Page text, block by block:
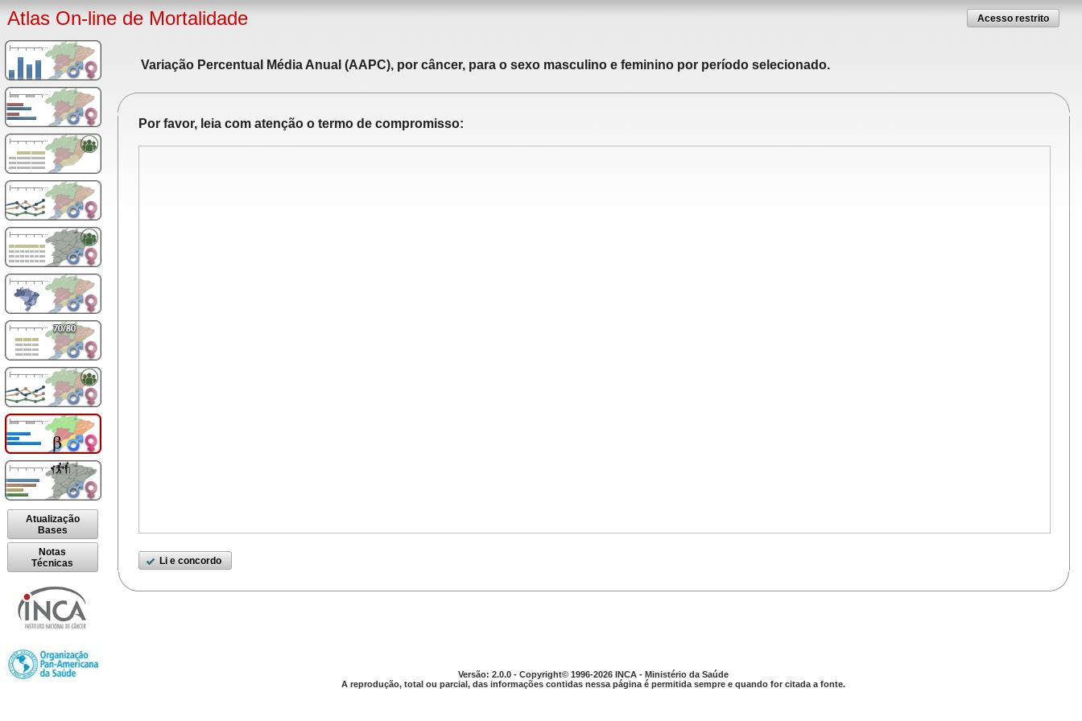
Atlas On-line de Mortalidade Acesso restrito
Atualização
Bases
Notas
Técnicas
Variação Percentual Média Anual (AAPC), por câncer, para o sexo masculino e feminino por período selecionado.
Por favor, leia com atenção o termo de compromisso:
Li e concordo
Versão: 2.0.0 - Copyright© 1996-2026 INCA - Ministério da Saúde
A reprodução, total ou parcial, das informações contidas nessa página é permitida sempre e quando for citada a fonte.